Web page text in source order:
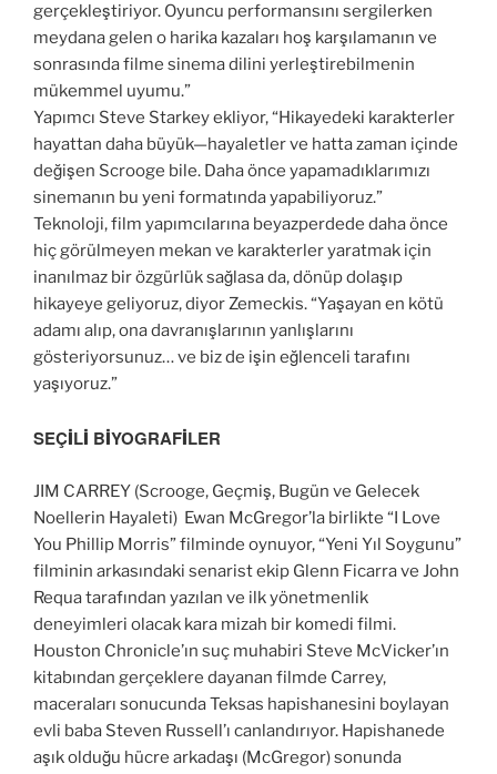
gerçekleştiriyor. Oyuncu performansını sergilerken
meydana gelen o harika kazaları hoş karşılamanın ve
sonrasında filme sinema dilini yerleştirebilmenin
mükemmel uyumu.”
Yapımcı Steve Starkey ekliyor, “Hikayedeki karakterler
hayattan daha büyük—hayaletler ve hatta zaman içinde
değişen Scrooge bile. Daha önce yapamadıklarımızı
sinemanın bu yeni formatında yapabiliyoruz.”
Teknoloji, film yapımcılarına beyazperdede daha önce
hiç görülmeyen mekan ve karakterler yaratmak için
inanılmaz bir özgürlük sağlasa da, dönüp dolaşıp
hikayeye geliyoruz, diyor Zemeckis. “Yaşayan en kötü
adamı alıp, ona davranışlarının yanlışlarını
gösteriyorsunuz… ve biz de işin eğlenceli tarafını
yaşıyoruz.”
SEÇİLİ BİYOGRAFİLER
JIM CARREY (Scrooge, Geçmiş, Bugün ve Gelecek
Noellerin Hayaleti) Ewan McGregor’la birlikte “I Love
You Phillip Morris” filminde oynuyor, “Yeni Yıl Soygunu”
filminin arkasındaki senarist ekip Glenn Ficarra ve John
Requa tarafından yazılan ve ilk yönetmenlik
deneyimleri olacak kara mizah bir komedi filmi.
Houston Chronicle’ın suç muhabiri Steve McVicker’ın
kitabından gerçeklere dayanan filmde Carrey,
maceraları sonucunda Teksas hapishanesini boylayan
evli baba Steven Russell’ı canlandırıyor. Hapishanede
aşık olduğu hücre arkadaşı (McGregor) sonunda